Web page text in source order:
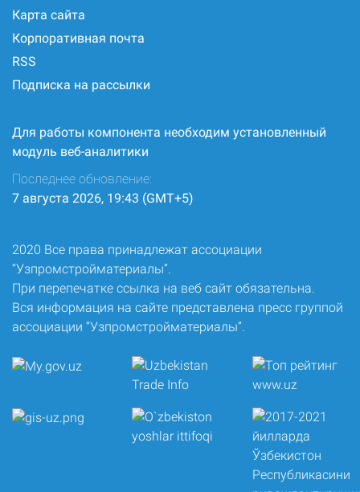
Карта сайта
Корпоративная почта
RSS
Подписка на рассылки
Для работы компонента необходим установленный
модуль веб-аналитики
Последнее обновление:
7 августа 2026, 19:43 (GMT+5)
2020 Все права принадлежат ассоциации
“Узпромстройматериалы”.
При перепечатке ссылка на веб сайт обязательна.
Вся информация на сайте представлена пресс группой
ассоциации “Узпромстройматериалы”.